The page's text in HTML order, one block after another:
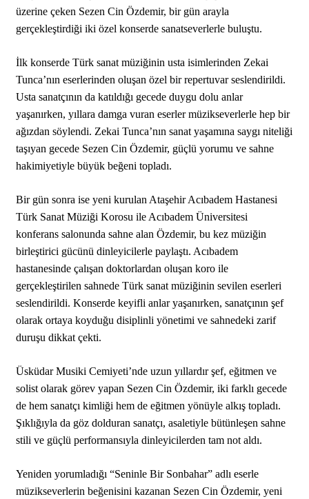
üzerine çeken Sezen Cin Özdemir, bir gün arayla
gerçekleştirdiği iki özel konserde sanatseverlerle buluştu.
İlk konserde Türk sanat müziğinin usta isimlerinden Zekai
Tunca’nın eserlerinden oluşan özel bir repertuvar seslendirildi.
Usta sanatçının da katıldığı gecede duygu dolu anlar
yaşanırken, yıllara damga vuran eserler müzikseverlerle hep bir
ağızdan söylendi. Zekai Tunca’nın sanat yaşamına saygı niteliği
taşıyan gecede Sezen Cin Özdemir, güçlü yorumu ve sahne
hakimiyetiyle büyük beğeni topladı.
Bir gün sonra ise yeni kurulan Ataşehir Acıbadem Hastanesi
Türk Sanat Müziği Korosu ile Acıbadem Üniversitesi
konferans salonunda sahne alan Özdemir, bu kez müziğin
birleştirici gücünü dinleyicilerle paylaştı. Acıbadem
hastanesinde çalışan doktorlardan oluşan koro ile
gerçekleştirilen sahnede Türk sanat müziğinin sevilen eserleri
seslendirildi. Konserde keyifli anlar yaşanırken, sanatçının şef
olarak ortaya koyduğu disiplinli yönetimi ve sahnedeki zarif
duruşu dikkat çekti.
Üsküdar Musiki Cemiyeti’nde uzun yıllardır şef, eğitmen ve
solist olarak görev yapan Sezen Cin Özdemir, iki farklı gecede
de hem sanatçı kimliği hem de eğitmen yönüyle alkış topladı.
Şıklığıyla da göz dolduran sanatçı, asaletiyle bütünleşen sahne
stili ve güçlü performansıyla dinleyicilerden tam not aldı.
Yeniden yorumladığı “Seninle Bir Sonbahar” adlı eserle
müzikseverlerin beğenisini kazanan Sezen Cin Özdemir, yeni